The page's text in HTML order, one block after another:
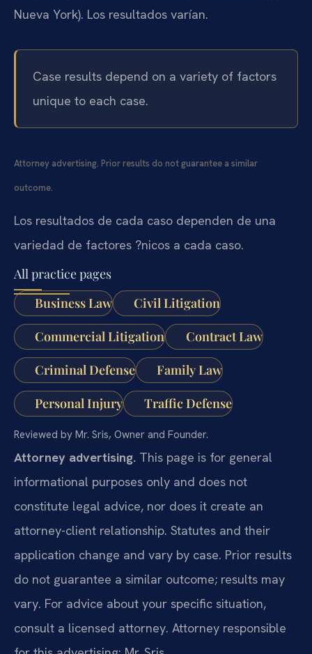
Nueva York). Los resultados varían.
Case results depend on a variety of factors
unique to each case.
Attorney advertising. Prior results do not guarantee a similar
outcome.
Los resultados de cada caso dependen de una
variedad de factores ?nicos a cada caso.
All practice pages
Business Law
Civil Litigation
Commercial Litigation Contract Law
Criminal Defense Family Law
Personal Injury Traffic Defense
Reviewed by Mr. Sris, Owner and Founder.
Attorney advertising. This page is for general
informational purposes only and does not
constitute legal advice, nor does it create an
attorney-client relationship. Statutes and their
application change and vary by case. Prior results
do not guarantee a similar outcome; results may
vary. For advice about your specific situation,
consult a licensed attorney. Attorney responsible